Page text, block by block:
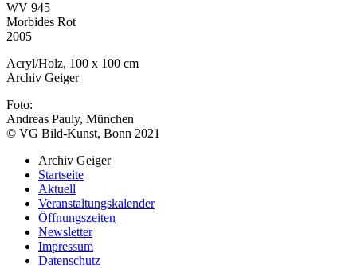
WV 945
Morbides Rot
2005
Acryl/Holz, 100 x 100 cm
Archiv Geiger
Foto:
Andreas Pauly, München
© VG Bild-Kunst, Bonn 2021
Archiv Geiger
Startseite
Aktuell
Veranstaltungskalender
Öffnungszeiten
Newsletter
Impressum
Datenschutz